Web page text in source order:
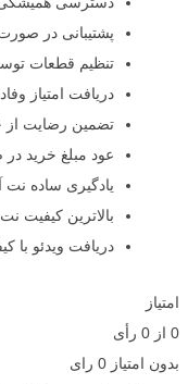
پشتیبانی در
تنظیم قطعات
دریافت امتیاز
تضمین رضایت از
عود مبلغ خرید
یادگیری ساده نت
بالاترین کیفیت
دریافت ویدئو با
امتیاز
0 از 0 رأی
بدون امتیاز 0 رای